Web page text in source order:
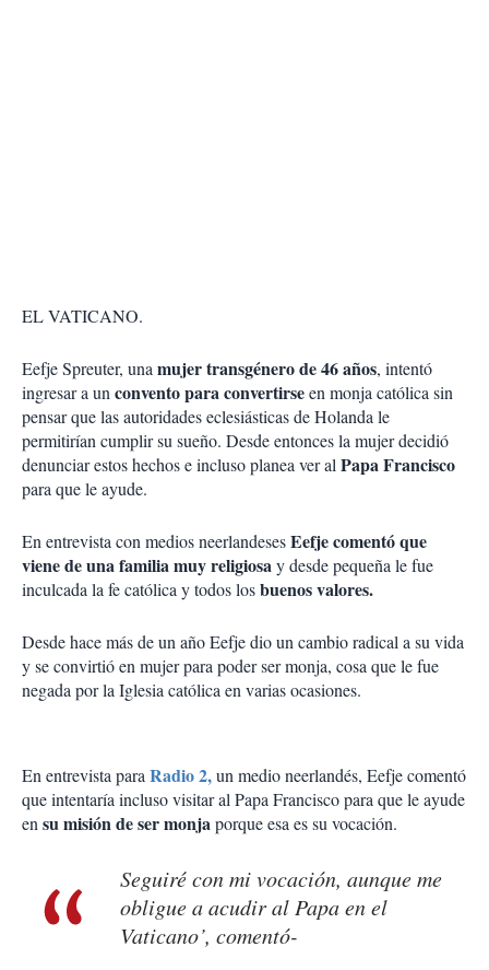
EL VATICANO.
Eefje Spreuter, unamujer transgénero de 46 años, intentó
ingresar a unconvento para convertirseen monja católica sin
pensar que las autoridades eclesiásticas de Holanda le
permitirían cumplir su sueño. Desde entonces la mujer decidió
denunciar estos hechos e incluso planea ver alPapa Francisco
para que le ayude.
En entrevista con medios neerlandesesEefje comentó que
viene de una familia muy religiosay desde pequeña le fue
inculcada la fe católica y todos losbuenos valores.
Desde hace más de un año Eefje dio un cambio radical a su vida
y se convirtió en mujer para poder ser monja, cosa que le fue
negada por la Iglesia católica en varias ocasiones.
En entrevista paraRadio 2,un medio neerlandés, Eefje comentó
que intentaría incluso visitar al Papa Francisco para que le ayude
ensu misión de ser monjaporque esa es su vocación.
Seguiré con mi vocación, aunque me
obligue a acudir al Papa en el
Vaticano’, comentó-